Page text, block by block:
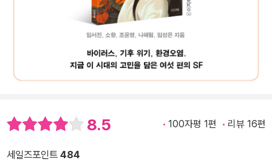
8.5 100자평 1편 리뷰 16편
세일즈포인트 484